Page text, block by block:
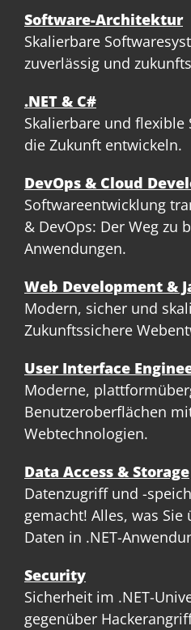
Software-Architektur
Skalierbare
zuverlässig und
.NET & C#
Skalierbare und
die Zukunft entwickeln.
DevOps & Cloud
Softwareentwicklung
& DevOps: Der Weg zu
Anwendungen.
Web Development &
Modern, sicher und
Zukunftssichere
User Interface
Moderne,
Benutzeroberflächen
Webtechnologien.
Data Access & Storage
Datenzugriff und -
gemacht! Alles, was
Daten in .NET-
Security
Sicherheit im .NET-
gegenüber